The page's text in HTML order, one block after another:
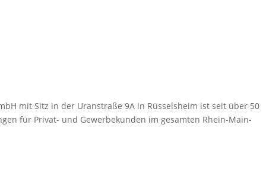
mit Sitz in der Uranstraße 9A in Rüsselsheim ist seit über 50
für Privat- und Gewerbekunden im gesamten Rhein-Main-